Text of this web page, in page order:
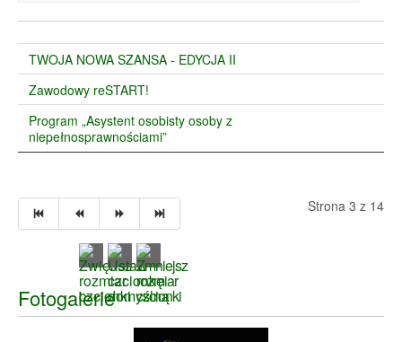
TWOJA NOWA SZANSA - EDYCJA II
Zawodowy reSTART!
Program „Asystent osobisty osoby z
niepełnosprawnościami”
Strona 3 z 14
Fotogalerie